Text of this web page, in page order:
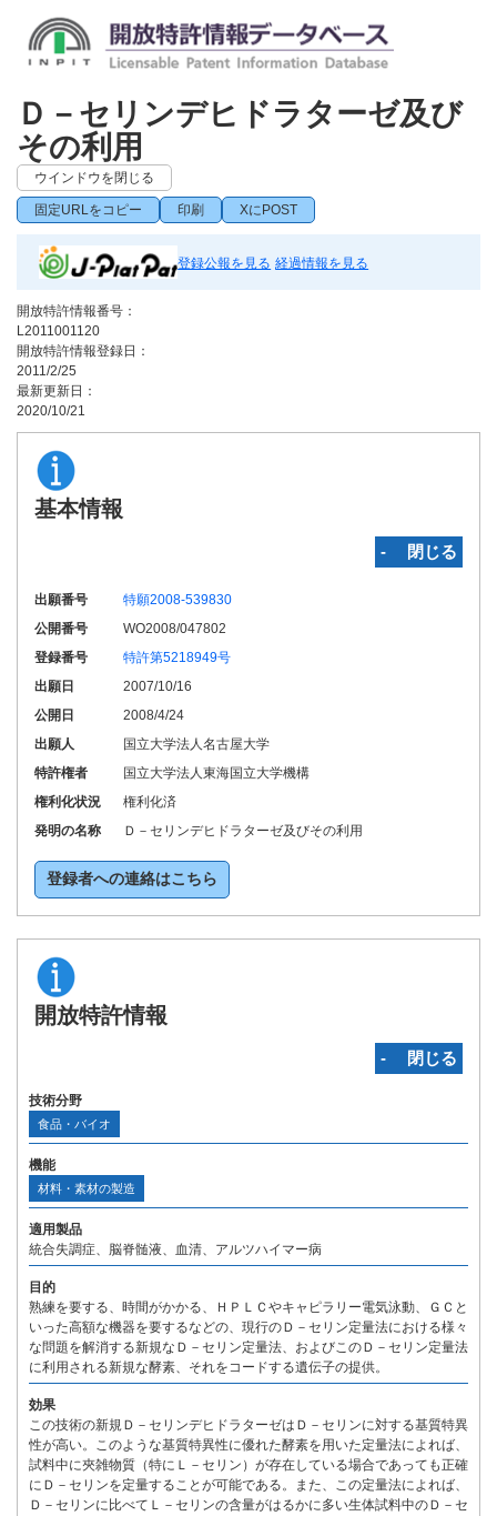
Ｄ－セリンデヒドラターゼ及び
その利用
ウインドウを閉じる
固定URLをコピー 印刷 XにPOST
登録公報を見る 経過情報を見る
開放特許情報番号：
L2011001120
開放特許情報登録日：
2011/2/25
最新更新日：
2020/10/21
基本情報
‐ 閉じる
出願番号
特願2008-539830
公開番号
WO2008/047802
登録番号
特許第5218949号
出願日
2007/10/16
公開日
2008/4/24
出願人
国立大学法人名古屋大学
特許権者
国立大学法人東海国立大学機構
権利化状況
権利化済
発明の名称
Ｄ－セリンデヒドラターゼ及びその利用
登録者への連絡はこちら
開放特許情報
‐ 閉じる
技術分野
食品・バイオ
機能
材料・素材の製造
適用製品
統合失調症、脳脊髄液、血清、アルツハイマー病
目的
熟練を要する、時間がかかる、ＨＰＬＣやキャピラリー電気泳動、ＧＣと
いった高額な機器を要するなどの、現行のＤ－セリン定量法における様々
な問題を解消する新規なＤ－セリン定量法、およびこのＤ－セリン定量法
に利用される新規な酵素、それをコードする遺伝子の提供。
効果
この技術の新規Ｄ－セリンデヒドラターゼはＤ－セリンに対する基質特異
性が高い。このような基質特異性に優れた酵素を用いた定量法によれば、
試料中に夾雑物質（特にＬ－セリン）が存在している場合であっても正確
にＤ－セリンを定量することが可能である。また、この定量法によれば、
Ｄ－セリンに比べてＬ－セリンの含量がはるかに多い生体試料中のＤ－セ